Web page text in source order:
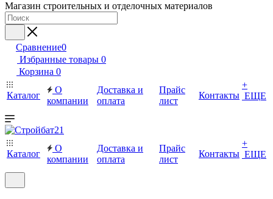
Магазин строительных и отделочных материалов
Сравнение0
Избранные товары 0
Корзина 0
Каталог
О
компании
Доставка и
оплата
Прайс
лист
Контакты
+
ЕЩЕ
Каталог
О
компании
Доставка и
оплата
Прайс
лист
Контакты
+
ЕЩЕ